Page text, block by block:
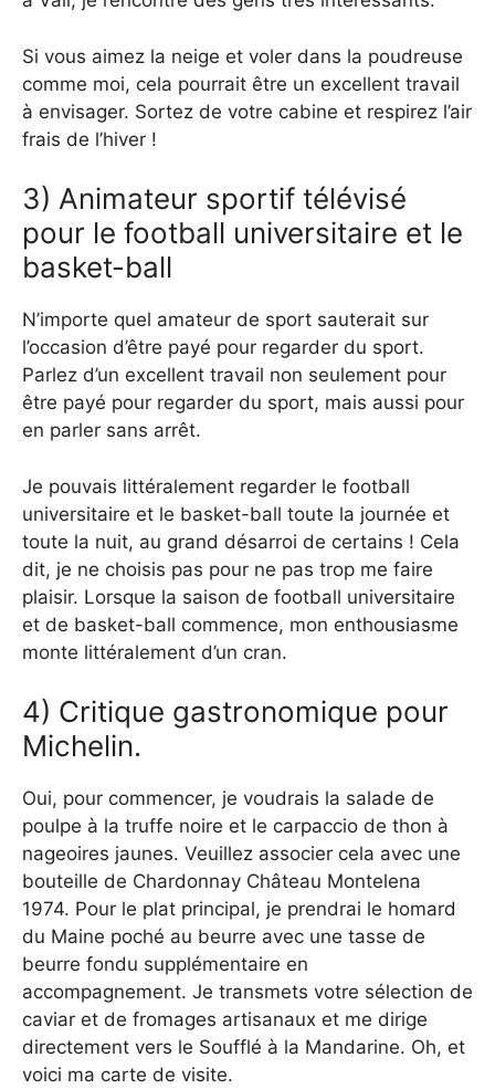
Si vous aimez la neige et voler dans la poudreuse
comme moi, cela pourrait être un excellent travail
à envisager. Sortez de votre cabine et respirez l’air
frais de l’hiver !
3) Animateur sportif télévisé
pour le football universitaire et le
basket-ball
N’importe quel amateur de sport sauterait sur
l’occasion d’être payé pour regarder du sport.
Parlez d’un excellent travail non seulement pour
être payé pour regarder du sport, mais aussi pour
en parler sans arrêt.
Je pouvais littéralement regarder le football
universitaire et le basket-ball toute la journée et
toute la nuit, au grand désarroi de certains ! Cela
dit, je ne choisis pas pour ne pas trop me faire
plaisir. Lorsque la saison de football universitaire
et de basket-ball commence, mon enthousiasme
monte littéralement d’un cran.
4) Critique gastronomique pour
Michelin.
Oui, pour commencer, je voudrais la salade de
poulpe à la truffe noire et le carpaccio de thon à
nageoires jaunes. Veuillez associer cela avec une
bouteille de Chardonnay Château Montelena
1974. Pour le plat principal, je prendrai le homard
du Maine poché au beurre avec une tasse de
beurre fondu supplémentaire en
accompagnement. Je transmets votre sélection de
caviar et de fromages artisanaux et me dirige
directement vers le Soufflé à la Mandarine. Oh, et
voici ma carte de visite.